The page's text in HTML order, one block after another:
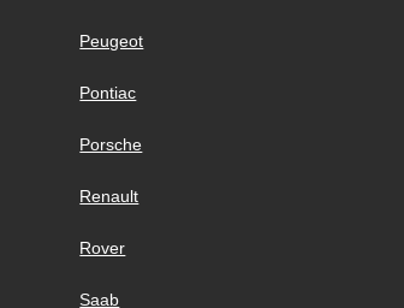
Peugeot
Pontiac
Porsche
Renault
Rover
Saab